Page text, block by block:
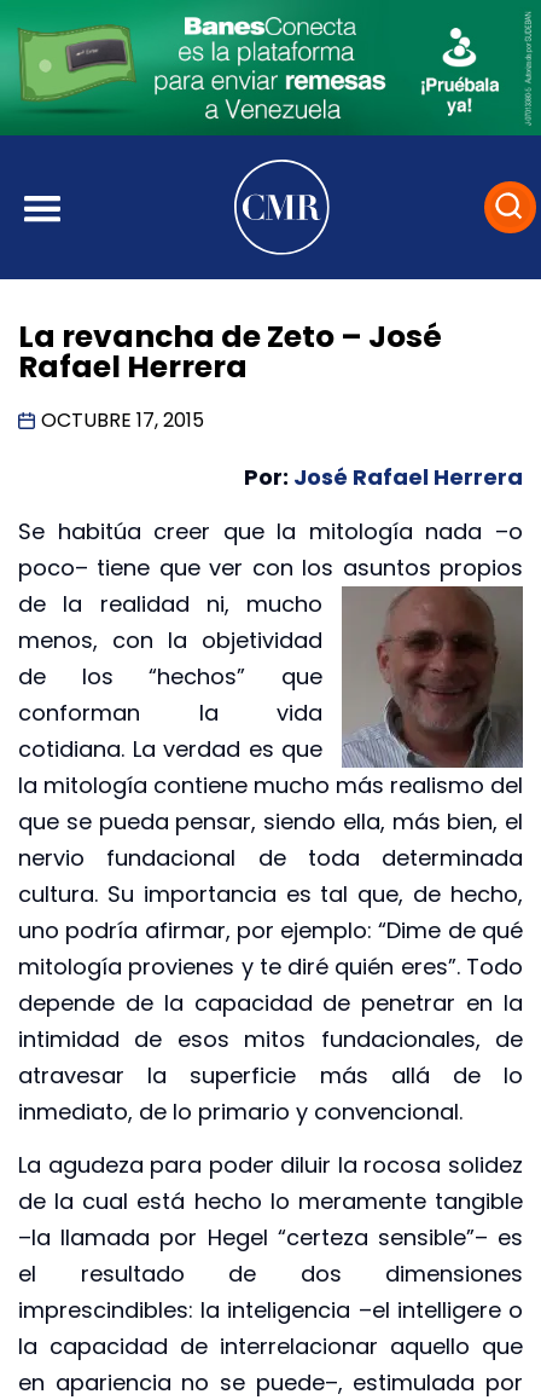
La revancha de Zeto – José
Rafael Herrera
OCTUBRE 17, 2015
Por: José Rafael Herrera
Se habitúa creer que la mitología nada –o
poco– tiene que ver con los asuntos propios
de la realidad ni, mucho
menos, con la objetividad
de los “hechos” que
conforman la vida
cotidiana. La verdad es que
la mitología contiene mucho más realismo del
que se pueda pensar, siendo ella, más bien, el
nervio fundacional de toda determinada
cultura. Su importancia es tal que, de hecho,
uno podría afirmar, por ejemplo: “Dime de qué
mitología provienes y te diré quién eres”. Todo
depende de la capacidad de penetrar en la
intimidad de esos mitos fundacionales, de
atravesar la superficie más allá de lo
inmediato, de lo primario y convencional.
La agudeza para poder diluir la rocosa solidez
de la cual está hecho lo meramente tangible
–la llamada por Hegel “certeza sensible”– es
el resultado de dos dimensiones
imprescindibles: la inteligencia –el intelligere o
la capacidad de interrelacionar aquello que
en apariencia no se puede–, estimulada por